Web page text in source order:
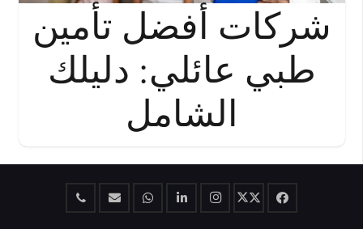
شركات أفضل تأمين
طبي عائلي: دليلك
الشامل